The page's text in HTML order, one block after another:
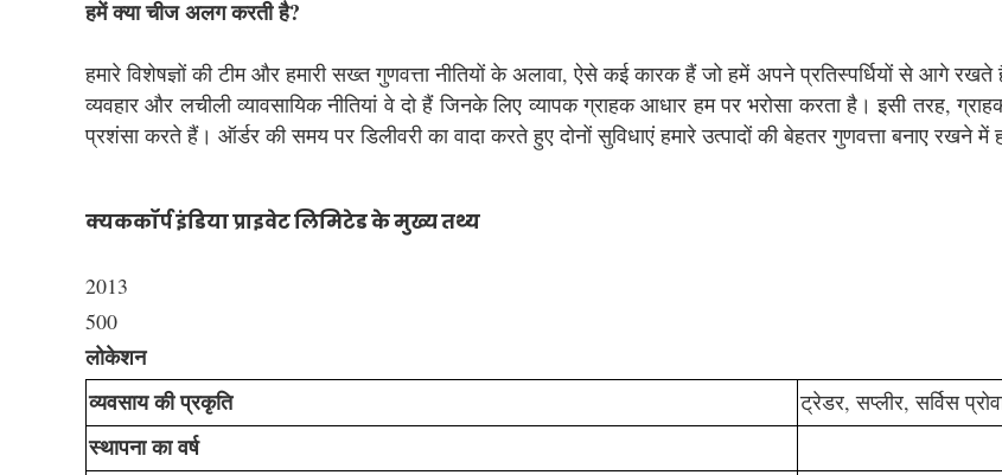
हमें क्या चीज अलग करती है?
हमारे विशेषज्ञों की टीम और हमारी सख्त गुणवत्ता नीतियों के अलावा, ऐसे कई कारक हैं जो हमें अपने प्रतिस्पर्धियों से आगे रखते
व्यवहार और लचीली व्यावसायिक नीतियां वे दो हैं जिनके लिए व्यापक ग्राहक आधार हम पर भरोसा करता है। इसी तरह,
प्रशंसा करते हैं। ऑर्डर की समय पर डिलीवरी का वादा करते हुए दोनों सुविधाएं हमारे उत्पादों की बेहतर गुणवत्ता बनाए रखने में
क्यककॉर्प इंडिया प्राइवेट लिमिटेड के मुख्य तथ्य
2013
500
लोकेशन
व्यवसाय की प्रकृति
ट्रेडर, सप्लीर, सर्विस
स्थापना का वर्ष